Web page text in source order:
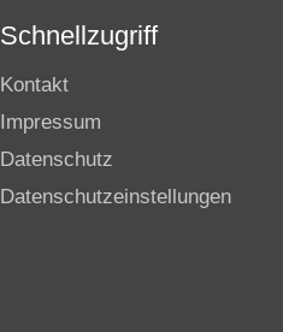
Schnellzugriff
Kontakt
Impressum
Datenschutz
Datenschutzeinstellungen